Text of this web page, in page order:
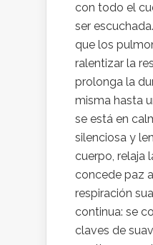
con todo el
ser
que los
ralentizar la
prolonga la
misma hasta
se está en
silenciosa y
cuerpo, relaja
concede paz
respiración
continua: se
claves de